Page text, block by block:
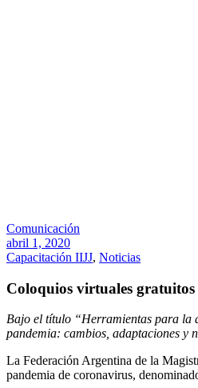
Comunicación
abril 1, 2020
Capacitación IIJJ, Noticias
Coloquios virtuales
Bajo el título “Herramientas para la
pandemia: cambios, adaptaciones y
La Federación Argentina de la
pandemia de coronavirus,